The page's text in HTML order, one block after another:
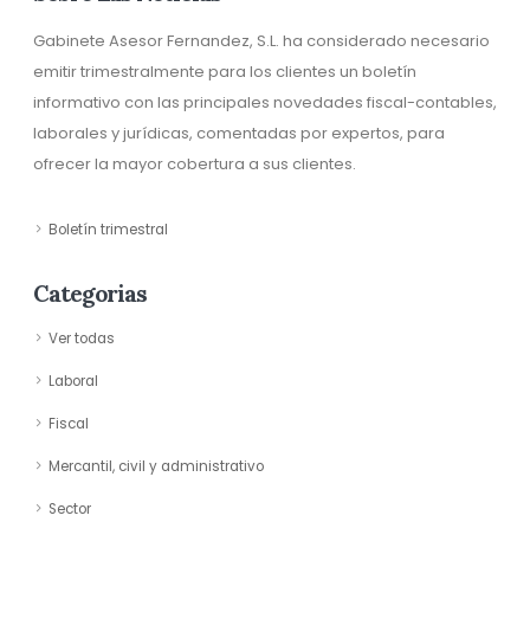
Gabinete Asesor Fernandez, S.L. ha considerado necesario
emitir trimestralmente para los clientes un boletín
informativo con las principales novedades fiscal-contables,
laborales y jurídicas, comentadas por expertos, para
ofrecer la mayor cobertura a sus clientes.
Boletín trimestral
Categorias
Ver todas
Laboral
Fiscal
Mercantil, civil y administrativo
Sector